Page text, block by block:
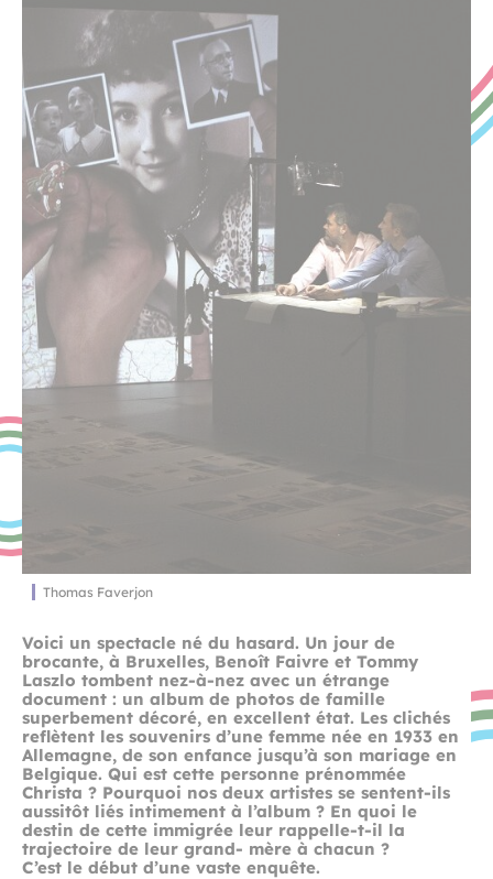
Voici un spectacle né du hasard. Un jour de
brocante, à Bruxelles, Benoît Faivre et Tommy
Laszlo tombent nez-à-nez avec un étrange
document : un album de photos de famille
superbement décoré, en excellent état. Les clichés
reflètent les souvenirs d’une femme née en 1933 en
Allemagne, de son enfance jusqu’à son mariage en
Belgique. Qui est cette personne prénommée
Christa ? Pourquoi nos deux artistes se sentent-ils
aussitôt liés intimement à l’album ? En quoi le
destin de cette immigrée leur rappelle-t-il la
trajectoire de leur grand- mère à chacun ?
C’est le début d’une vaste enquête.
Thomas Faverjon